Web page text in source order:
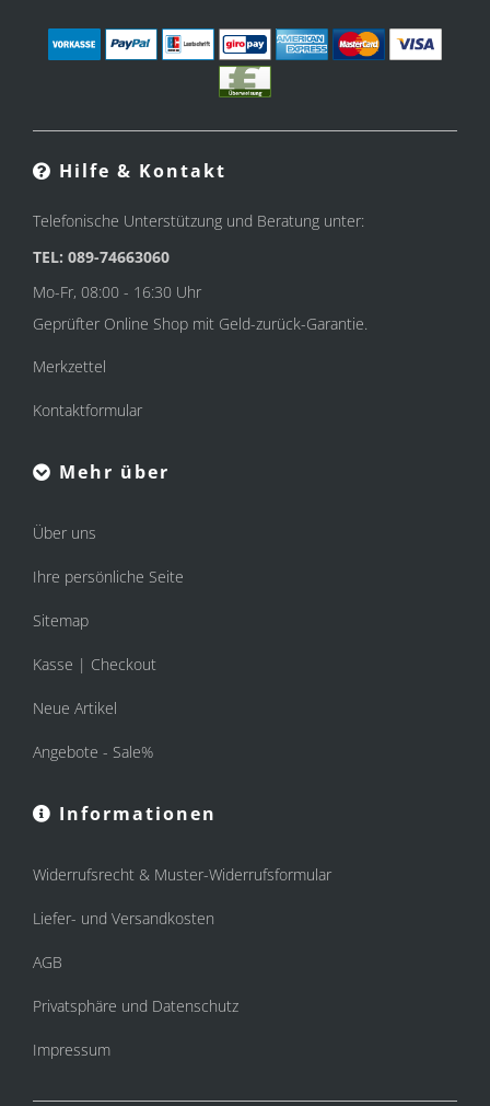
Hilfe & Kontakt
Telefonische Unterstützung und Beratung unter:
TEL: 089-74663060
Mo-Fr, 08:00 - 16:30 Uhr
Geprüfter Online Shop mit Geld-zurück-Garantie.
Merkzettel
Kontaktformular
Mehr über
Über uns
Ihre persönliche Seite
Sitemap
Kasse | Checkout
Neue Artikel
Angebote - Sale%
Informationen
Widerrufsrecht & Muster-Widerrufsformular
Liefer- und Versandkosten
AGB
Privatsphäre und Datenschutz
Impressum